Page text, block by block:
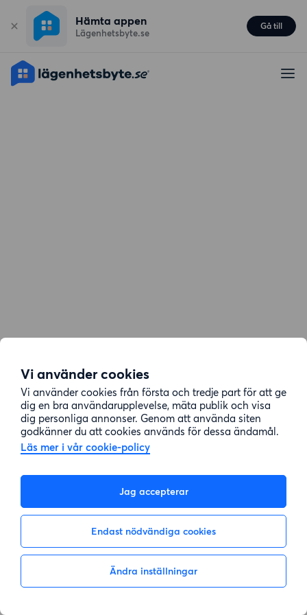
Vi använder cookies
Vi använder cookies från första och tredje part för att ge
dig en bra användarupplevelse, mäta publik och visa
dig personliga annonser. Genom att använda siten
godkänner du att cookies används för dessa ändamål.
Läs mer i vår cookie-policy
Jag accepterar
Endast nödvändiga cookies
Ändra inställningar
Hämta appen
Lägenhetsbyte.se
Gå till